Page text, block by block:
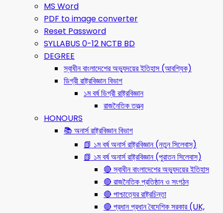
MS Word
PDF to image converter
Reset Password
SYLLABUS 0-12 NCTB BD
DEGREE
স্বাধীন বাংলাদেশের অভ্যুদয়ের ইতিহাস (আবশ্যিক)
ডিগ্রী রাষ্ট্রবিজ্ঞান বিভাগ
১ম বর্ষ ডিগ্রী রাষ্ট্রবিজ্ঞান
রাজনৈতিক তত্ত্ব
HONOURS
📚 অনার্স রাষ্ট্রবিজ্ঞান বিভাগ
📗 ১ম বর্ষ অনার্স রাষ্ট্রবিজ্ঞান (নতুন সিলেবাস)
📗 ১ম বর্ষ অনার্স রাষ্ট্রবিজ্ঞান (পুরাতন সিলেবাস)
🔴 স্বাধীন বাংলাদেশের অভ্যুদয়ের ইতিহাস
🔴 রাজনৈতিক প্রতিষ্ঠান ও সংগঠন
🔴 পাশ্চাত্যের রাষ্ট্রচিন্তা
🔴 প্রধান প্রধান বৈদেশিক সরকার (UK,